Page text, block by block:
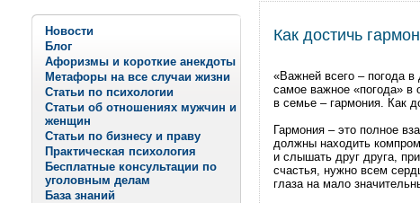
Новости
Блог
Афоризмы и короткие анекдоты
Метафоры на все случаи жизни
Статьи по психологии
Статьи об отношениях мужчин и
женщин
Статьи по бизнесу и праву
Практическая психология
Бесплатные консультации по
уголовным делам
База знаний
Как достичь
«Важней всего – погода
самое важное «погода» в
в семье – гармония. Как
Гармония – это полное
должны находить
и слышать друг друга,
счастья, нужно всем
глаза на мало